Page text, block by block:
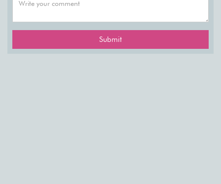
Submit